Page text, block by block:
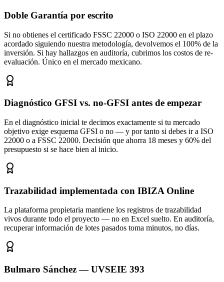
Doble Garantía por escrito
Si no obtienes el certificado FSSC 22000 o ISO 22000 en el plazo
acordado siguiendo nuestra metodología, devolvemos el 100% de la
inversión. Si hay hallazgos en auditoría, cubrimos los costos de re-
evaluación. Único en el mercado mexicano.
Diagnóstico GFSI vs. no-GFSI antes de empezar
En el diagnóstico inicial te decimos exactamente si tu mercado
objetivo exige esquema GFSI o no — y por tanto si debes ir a ISO
22000 o a FSSC 22000. Decisión que ahorra 18 meses y 60% del
presupuesto si se hace bien al inicio.
Trazabilidad implementada con IBIZA Online
La plataforma propietaria mantiene los registros de trazabilidad
vivos durante todo el proyecto — no en Excel suelto. En auditoría,
recuperar información de lotes pasados toma minutos, no días.
Bulmaro Sánchez — UVSEIE 393